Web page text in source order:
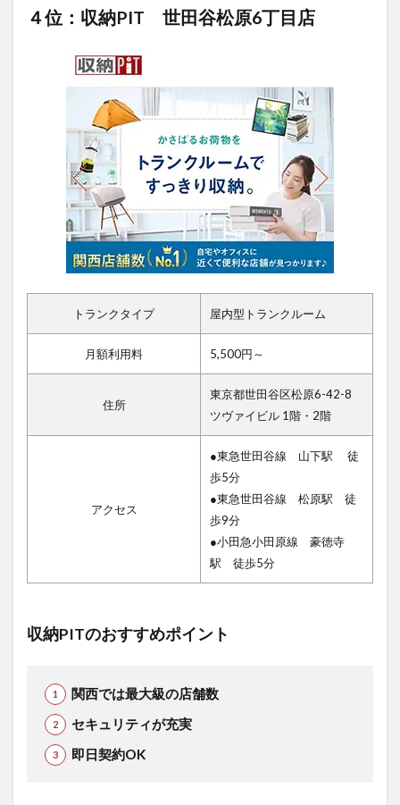
４位：収納PIT 世田谷松原6丁目店
トランクタイプ 屋内型トランクルーム
月額利用料 5,500円～
住所
東京都世田谷区松原6-42-8
ツヴァイビル 1階・2階
アクセス
●東急世田谷線 山下駅 徒
歩5分
●東急世田谷線 松原駅 徒
歩9分
●小田急小田原線 豪徳寺
駅 徒歩5分
収納PITのおすすめポイント
関西では最大級の店舗数
セキュリティが充実
即日契約OK